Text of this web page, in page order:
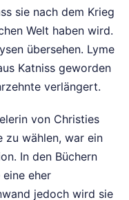
sie nach dem Krieg
Welt haben wird.
übersehen. Lyme
Katniss geworden
verlängert.
von Christies
zu wählen, war ein
In den Büchern
eher
jedoch wird sie